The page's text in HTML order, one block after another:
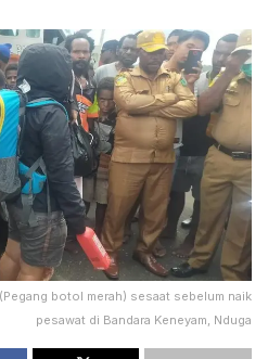
botol merah) sesaat sebelum naik
pesawat di Bandara Keneyam, Nduga